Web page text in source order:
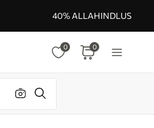
40% ALLAHINDLUS
0 0